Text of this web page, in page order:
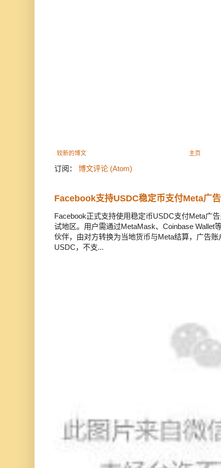
较新的博文 主页
订阅： 博文评论 (Atom)
Facebook支持USDC稳定币支付Meta广
Facebook正式支持使用稳定币USDC支付Meta广
试地区。用户需通过MetaMask、Coinbase Wallet
伙伴，由对方转换为当地货币与Meta结算，广告
USDC，不支...